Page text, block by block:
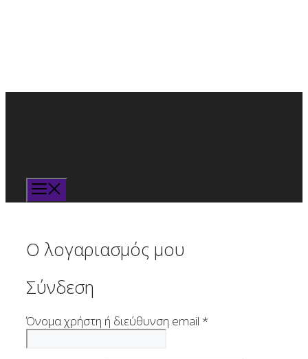
Ο λογαριασμός μου
Σύνδεση
Όνομα χρήστη ή διεύθυνση email *Απαιτείται